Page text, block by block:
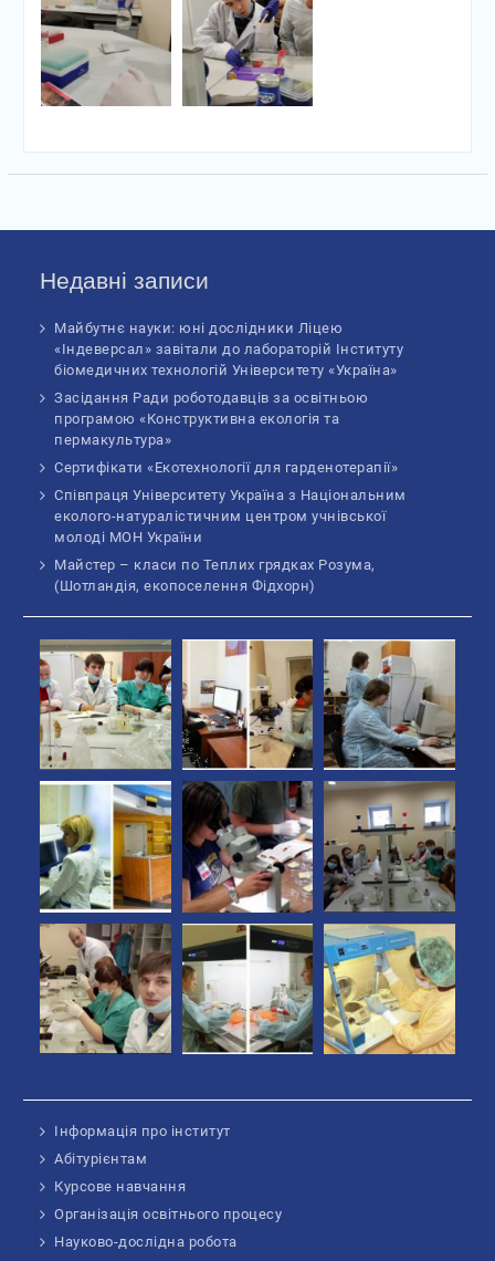
Недавні записи
Майбутнє науки: юні дослідники Ліцею
«Індеверсал» завітали до лабораторій Інституту
біомедичних технологій Університету «Україна»
Засідання Ради роботодавців за освітньою
програмою «Конструктивна екологія та
пермакультура»
Сертифікати «Екотехнології для гарденотерапії»
Співпраця Університету Україна з Національним
еколого-натуралістичним центром учнівської
молоді МОН України
Майстер – класи по Теплих грядках Розума,
(Шотландія, екопоселення Фідхорн)
Інформація про інститут
Абітурієнтам
Курсове навчання
Організація освітнього процесу
Науково-дослідна робота